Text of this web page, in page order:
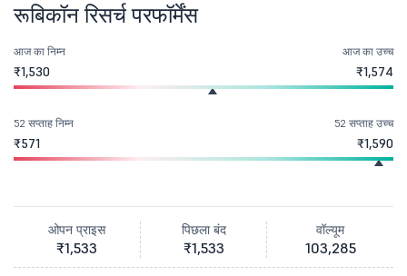
रूबिकॉन रिसर्च परफॉर्मेंस
आज का निम्न
₹1,530
आज का उच्च
₹1,574
52 सप्ताह निम्न
₹571
52 सप्ताह उच्च
₹1,590
ओपन प्राइस
₹1,533
पिछला बंद
₹1,533
वॉल्यूम
103,285